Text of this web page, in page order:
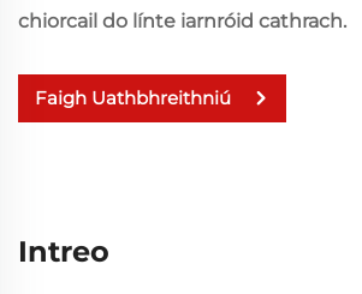
chiorcail do línte iarnróid cathrach.
Faigh Uathbhreithniú
Intreo